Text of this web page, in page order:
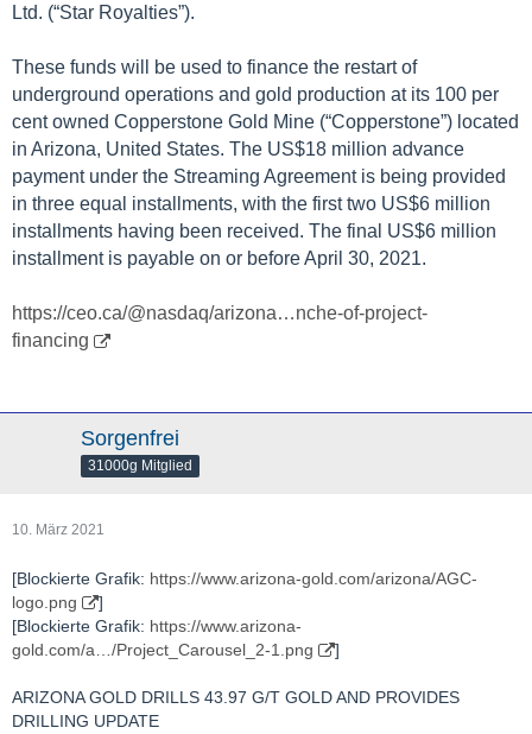
Ltd. (“Star Royalties”).
These funds will be used to finance the restart of
underground operations and gold production at its 100 per
cent owned Copperstone Gold Mine (“Copperstone”) located
in Arizona, United States. The US$18 million advance
payment under the Streaming Agreement is being provided
in three equal installments, with the first two US$6 million
installments having been received. The final US$6 million
installment is payable on or before April 30, 2021.
https://ceo.ca/@nasdaq/arizona…nche-of-project-
financing
Sorgenfrei
31000g Mitglied
10. März 2021
[Blockierte Grafik: https://www.arizona-gold.com/arizona/AGC-
logo.png
]
[Blockierte Grafik: https://www.arizona-
gold.com/a…/Project_Carousel_2-1.png
]
ARIZONA GOLD DRILLS 43.97 G/T GOLD AND PROVIDES
DRILLING UPDATE